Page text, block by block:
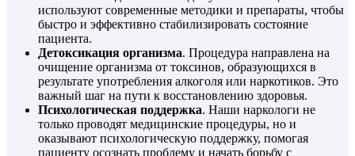
используют современные методики и препараты, чтобы
быстро и эффективно стабилизировать состояние
пациента.
Детоксикация организма. Процедура направлена на
очищение организма от токсинов, образующихся в
результате употребления алкоголя или наркотиков. Это
важный шаг на пути к восстановлению здоровья.
Психологическая поддержка. Наши наркологи не
только проводят медицинские процедуры, но и
оказывают психологическую поддержку, помогая
пациенту осознать проблему и начать борьбу с